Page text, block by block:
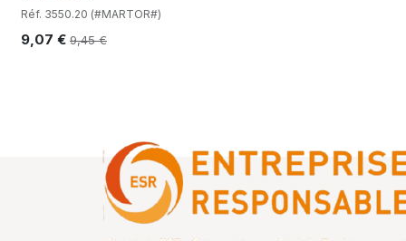
Réf. 3550.20 (#MARTOR#)
9,07 € 9,45€